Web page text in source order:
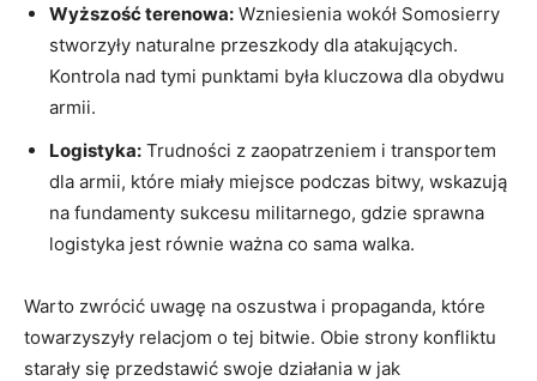
Wyższość‌ terenowa: Wzniesienia ⁤wokół Somosierry
stworzyły naturalne ⁤przeszkody dla atakujących.
Kontrola nad tymi‌ punktami była kluczowa dla obydwu
armii.
Logistyka: Trudności z zaopatrzeniem i transportem
dla armii, które miały miejsce podczas bitwy, wskazują
na fundamenty sukcesu⁤ militarnego, gdzie sprawna
logistyka jest równie ważna co sama walka.
Warto zwrócić uwagę na oszustwa i propaganda, które
towarzyszyły relacjom o tej bitwie. Obie strony konfliktu
starały się przedstawić swoje⁣ działania w jak